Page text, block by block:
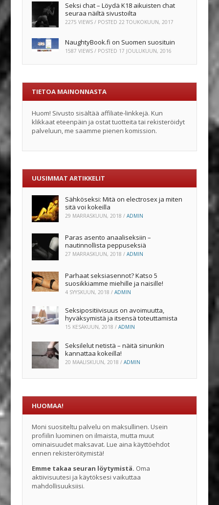
Seksi chat – Löydä K18 aikuisten chat
seuraa näiltä sivustoilta
2275 VIEWS / POSTED 22 TOUKOKUUN, 2017
NaughtyBook.fi on Suomen suosituin
1587 VIEWS / POSTED 17 JOULUKUUN, 2016
TIETOA MAINONNASTA
Huom! Sivusto sisältää affiliate-linkkejä. Kun
klikkaat eteenpäin ja ostat tuotteita tai rekisteröidyt
palveluun, me saamme pienen komission.
UUSIMMAT ARTIKKELIT
Sähköseksi: Mitä on electrosex ja miten
sitä voi kokeilla
29 MARRASKUUN, 2018 /ADMIN
Paras asento anaaliseksiin –
nautinnollista peppuseksiä
27 MARRASKUUN, 2018 /ADMIN
Parhaat seksiasennot? Katso 5
suosikkiamme miehille ja naisille!
4 SYYSKUUN, 2018 /ADMIN
Seksipositiivisuus on avoimuutta,
hyväksymistä ja itsensä toteuttamista
15 KESÄKUUN, 2018 /ADMIN
Seksilelut netistä – näitä sinunkin
kannattaa kokeilla!
20 MAALISKUUN, 2018 /ADMIN
HUOMAA!
Moni suositeltu palvelu on maksullinen. Usein
profiilin luominen on ilmaista, mutta muut
ominaisuudet maksavat. Lue aina käyttöehdot
ennen rekisteröitymistä!
Emme takaa seuran löytymistä. Oma
aktiivisuutesi ja käytöksesi vaikuttaa
mahdollisuuksiisi.